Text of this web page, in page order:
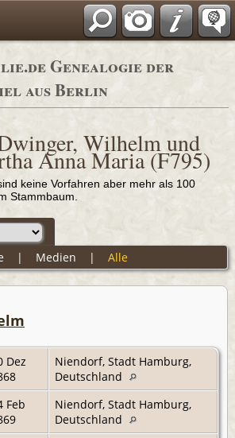
Adressbücher
Genealogie der
aus Berlin
Wilhelm und
Anna Maria (F795)
keine Vorfahren aber mehr als 100
Stammbaum.
| Medien | Alle
Dez
Niendorf, Stadt Hamburg,
Deutschland
Feb
Niendorf, Stadt Hamburg,
Deutschland